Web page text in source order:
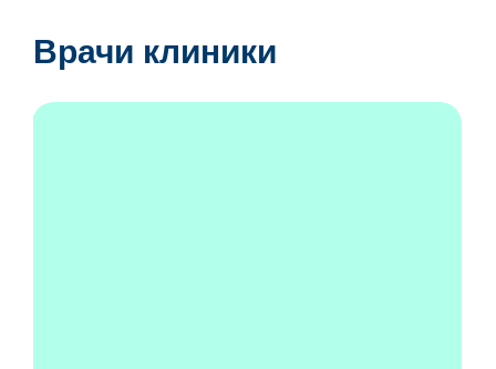
Врачи клиники